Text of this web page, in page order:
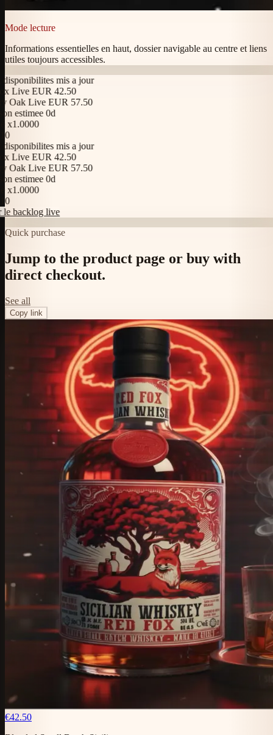
Mode lecture
Informations essentielles en haut, dossier navigable au centre et liens
utiles toujours accessibles.
mis a jour
EUR 42.50
Live EUR 57.50
0d
mis a jour
EUR 42.50
Live EUR 57.50
0d
live
Quick purchase
Jump to the product page or buy with
direct checkout.
See all
Copy link
€42.50